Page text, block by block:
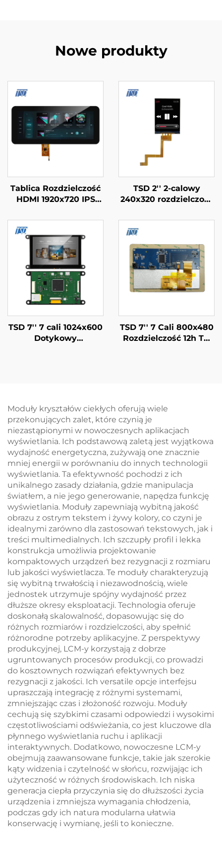
Nowe produkty
Tablica Rozdzielczość
HDMI 1920x720 IPS
PCAP
TSD 2'' 2-calowy
240x320 rozdzielczość
IPS TFT Ekran LCD
moduły wyświetlające
TSD 7'' 7 cali 1024x600
Dotykowy
Smart LCD
TSD 7'' 7 Cali 800x480
Rozdzielczość 12h TN
Moduły kryształów ciekłych oferują wiele
przekonujących zalet, które czynią je
niezastąpionymi w nowoczesnych aplikacjach
wyświetlania. Ich podstawową zaletą jest wyjątkowa
wydajność energetyczna, zużywają one znacznie
mniej energii w porównaniu do innych technologii
wyświetlania. Ta efektywność pochodzi z ich
unikalnego zasady działania, gdzie manipulacja
światłem, a nie jego generowanie, napędza funkcję
wyświetlania. Moduły zapewniają wybitną jakość
obrazu z ostrym tekstem i żywy kolory, co czyni je
idealnymi zarówno dla zastosowań tekstowych, jak i
treści multimedialnych. Ich szczupły profil i lekka
konstrukcja umożliwia projektowanie
kompaktowych urządzeń bez rezygnacji z rozmiaru
lub jakości wyświetlacza. Te moduły charakteryzują
się wybitną trwałością i niezawodnością, wiele
jednostek utrzymuje spójny wydajność przez
dłuższe okresy eksploatacji. Technologia oferuje
doskonałą skalowalność, dopasowując się do
różnych rozmiarów i rozdzielczości, aby spełnić
różnorodne potrzeby aplikacyjne. Z perspektywy
produkcyjnej, LCM-y korzystają z dobrze
ugruntowanych procesów produkcji, co prowadzi
do kosztownych rozwiązań efektywnych bez
rezygnacji z jakości. Ich versatile opcje interfejsu
upraszczają integrację z różnymi systemami,
zmniejszając czas i złożoność rozwoju. Moduły
cechują się szybkimi czasami odpowiedzi i wysokimi
częstotliwościami odświeżania, co jest kluczowe dla
płynnego wyświetlania ruchu i aplikacji
interaktywnych. Dodatkowo, nowoczesne LCM-y
obejmują zaawansowane funkcje, takie jak szerokie
kąty widzenia i czytelność w słońcu, rozwijając ich
użyteczność w różnych środowiskach. Ich niska
generacja ciepła przyczynia się do dłuższości życia
urządzenia i zmniejsza wymagania chłodzenia,
podczas gdy ich natura modularna ułatwia
konserwację i wymianę, jeśli to konieczne.